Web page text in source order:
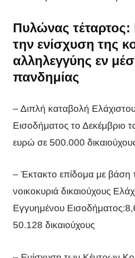
Πυλώνας τέταρτος:
την ενίσχυση της
αλληλεγγύης εν
πανδημίας
– Διπλή καταβολή
Εισοδήματος το Δεκέμβριο
ευρώ σε 500.000
– Έκτακτο επίδομα με βάση
νοικοκυριά δικαιούχους
Εγγυημένου
50.128 δικαιούχους